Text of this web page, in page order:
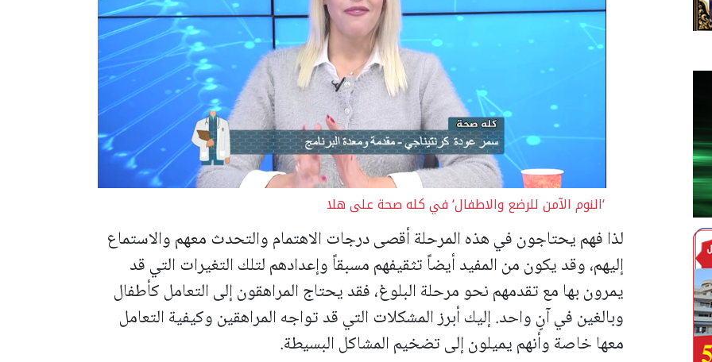
‘النوم الآمن للرضع والاطفال‘ في كله صحة على هلا
لذا فهم يحتاجون في هذه المرحلة أقصى درجات الاهتمام والتحدث معهم والاستماع
إليهم، وقد يكون من المفيد أيضاً تثقيفهم مسبقاً وإعدادهم لتلك التغيرات التي قد
يمرون بها مع تقدمهم نحو مرحلة البلوغ، فقد يحتاج المراهقون إلى التعامل كأطفال
وبالغين في آنٍ واحد. إليك أبرز المشكلات التي قد تواجه المراهقين وكيفية التعامل
معها خاصة وأنهم يميلون إلى تضخيم المشاكل البسيطة.